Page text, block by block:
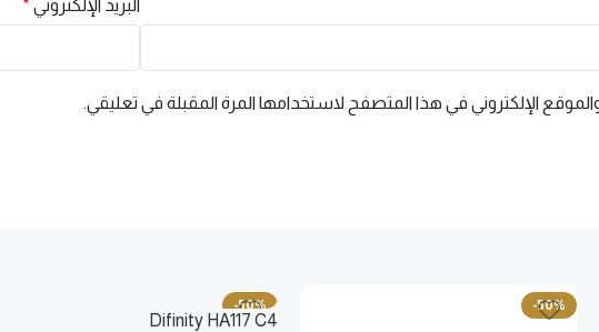
البريد الإلكتروني *
الإلكتروني في هذا المتصفح لاستخدامها المرة المقبلة في تعليقي.
-50%
-50%
Difinity HA117 C4